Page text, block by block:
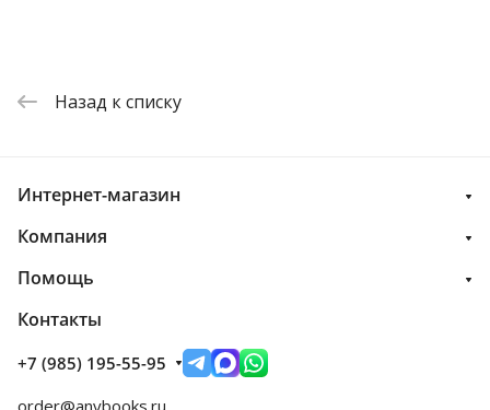
Назад к списку
Интернет-магазин
Компания
Помощь
Контакты
+7 (985) 195-55-95
order@anybooks.ru